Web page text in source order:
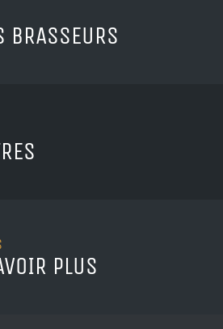
BRASSEURS
PLUS